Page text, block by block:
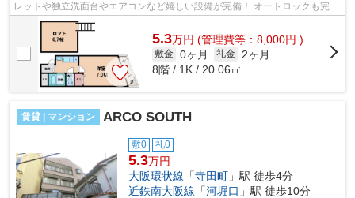
レットや独立洗面台やエアコンなど嬉しい設備が完備！ オートロックも完備
しておりますのでセキュリティー面...
5.3万円 (管理費等：8,000円 )
敷金 0ヶ月 礼金
2ヶ月
8階 / 1K / 20.06㎡
賃貸 | マンション ARCO SOUTH
敷0 礼0
5.3万円
大阪環状線 「寺田町 」駅 徒歩4分
近鉄南大阪線 「河堀口 」駅 徒歩10分